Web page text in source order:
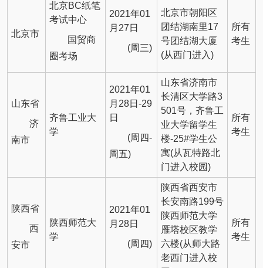
北京市
北京BC纸笔
考试中心
国贸商
圈考场
2021年01
月27日
(周三)
北京市朝阳区
团结湖南里17
号团结湖大厦
(从西门进入)
所有
考生
山东省
济
南市
齐鲁工业大
学
2021年01
月28日-29
日
(周四-
周五)
山东省济南市
长清区大学路3
501号，齐鲁工
业大学留学生
楼-25#学生公
寓(从瓦特路北
门进入校园)
所有
考生
陕西省
西
安市
陕西师范大
学
2021年01
月28日
(周四)
陕西省西安市
长安南路199号
陕西师范大学
雁塔校区教学
六楼(从师大路
老西门进入校
所有
考生